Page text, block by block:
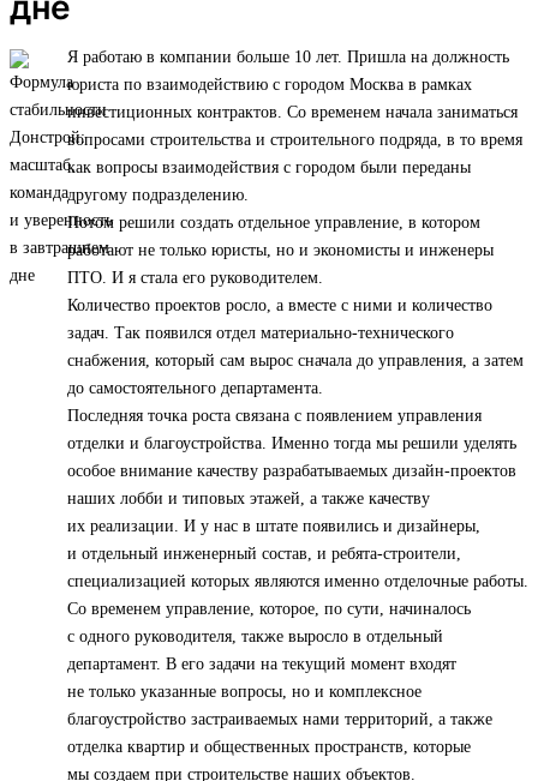
Я работаю в компании больше 10 лет. Пришла на должность
юриста по взаимодействию с городом Москва в рамках
инвестиционных контрактов. Со временем начала заниматься
вопросами строительства и строительного подряда, в то время
как вопросы взаимодействия с городом были переданы
другому подразделению.
Потом решили создать отдельное управление, в котором
работают не только юристы, но и экономисты и инженеры
ПТО. И я стала его руководителем.
Количество проектов росло, а вместе с ними и количество
задач. Так появился отдел материально-технического
снабжения, который сам вырос сначала до управления, а затем
до самостоятельного департамента.
Последняя точка роста связана с появлением управления
отделки и благоустройства. Именно тогда мы решили уделять
особое внимание качеству разрабатываемых дизайн-проектов
наших лобби и типовых этажей, а также качеству
их реализации. И у нас в штате появились и дизайнеры,
и отдельный инженерный состав, и ребята-строители,
специализацией которых являются именно отделочные работы.
Со временем управление, которое, по сути, начиналось
с одного руководителя, также выросло в отдельный
департамент. В его задачи на текущий момент входят
не только указанные вопросы, но и комплексное
благоустройство застраиваемых нами территорий, а также
отделка квартир и общественных пространств, которые
мы создаем при строительстве наших объектов.